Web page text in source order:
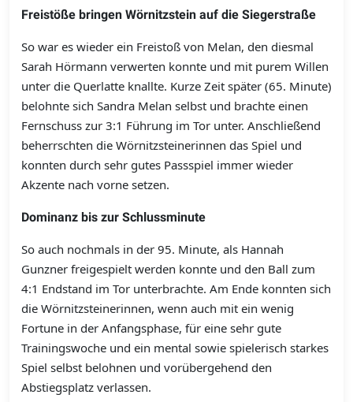
Freistöße bringen Wörnitzstein auf die Siegerstraße
So war es wieder ein Freistoß von Melan, den diesmal
Sarah Hörmann verwerten konnte und mit purem Willen
unter die Querlatte knallte. Kurze Zeit später (65. Minute)
belohnte sich Sandra Melan selbst und brachte einen
Fernschuss zur 3:1 Führung im Tor unter. Anschließend
beherrschten die Wörnitzsteinerinnen das Spiel und
konnten durch sehr gutes Passspiel immer wieder
Akzente nach vorne setzen.
Dominanz bis zur Schlussminute
So auch nochmals in der 95. Minute, als Hannah
Gunzner freigespielt werden konnte und den Ball zum
4:1 Endstand im Tor unterbrachte. Am Ende konnten sich
die Wörnitzsteinerinnen, wenn auch mit ein wenig
Fortune in der Anfangsphase, für eine sehr gute
Trainingswoche und ein mental sowie spielerisch starkes
Spiel selbst belohnen und vorübergehend den
Abstiegsplatz verlassen.